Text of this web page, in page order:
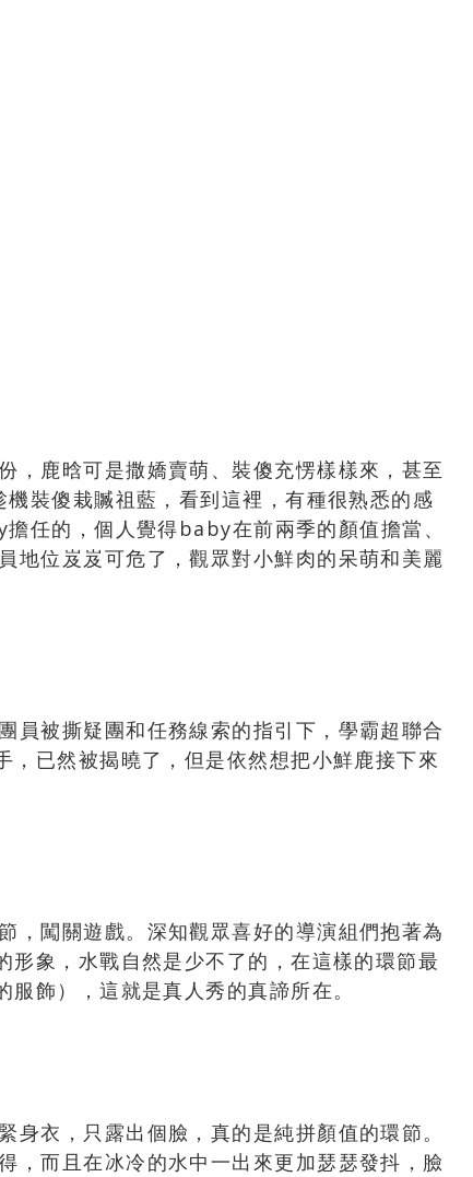
，鹿晗可是撒嬌賣萌、裝傻充愣樣樣來，甚至
裝傻栽贓祖藍，看到這裡，有種很熟悉的感
任的，個人覺得baby在前兩季的顏值擔當、
地位岌岌可危了，觀眾對小鮮肉的呆萌和美麗
員被撕疑團和任務線索的指引下，學霸超聯合
，已然被揭曉了，但是依然想把小鮮鹿接下來
，闖關遊戲。深知觀眾喜好的導演組們抱著為
形象，水戰自然是少不了的，在這樣的環節最
飾），這就是真人秀的真諦所在。
衣，只露出個臉，真的是純拼顏值的環節。
，而且在冰冷的水中一出來更加瑟瑟發抖，臉